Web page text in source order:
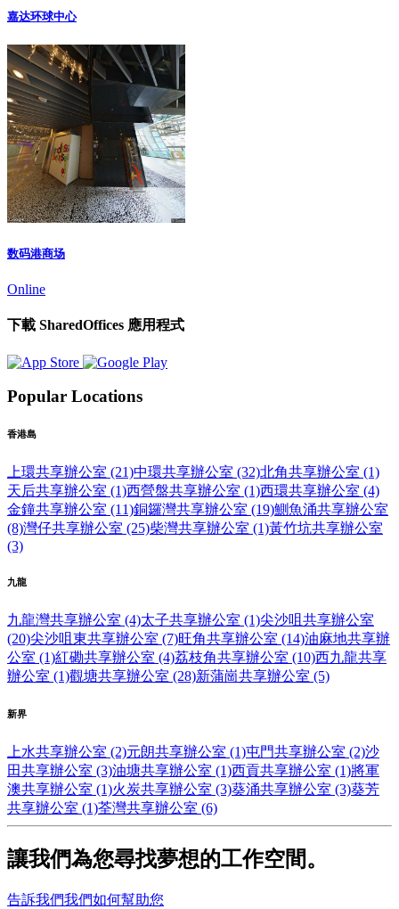
嘉达环球中心
数码港商场
Online
下載 SharedOffices 應用程式
Popular Locations
香港島
上環共享辦公室 (21)中環共享辦公室 (32)北角共享辦公室 (1)
天后共享辦公室 (1)西營盤共享辦公室 (1)西環共享辦公室 (4)
金鐘共享辦公室 (11)銅鑼灣共享辦公室 (19)鰂魚涌共享辦公室
(8)灣仔共享辦公室 (25)柴灣共享辦公室 (1)黃竹坑共享辦公室
(3)
九龍
九龍灣共享辦公室 (4)太子共享辦公室 (1)尖沙咀共享辦公室
(20)尖沙咀東共享辦公室 (7)旺角共享辦公室 (14)油麻地共享辦
公室 (1)紅磡共享辦公室 (4)荔枝角共享辦公室 (10)西九龍共享
辦公室 (1)觀塘共享辦公室 (28)新蒲崗共享辦公室 (5)
新界
上水共享辦公室 (2)元朗共享辦公室 (1)屯門共享辦公室 (2)沙
田共享辦公室 (3)油塘共享辦公室 (1)西貢共享辦公室 (1)將軍
澳共享辦公室 (1)火炭共享辦公室 (3)葵涌共享辦公室 (3)葵芳
共享辦公室 (1)荃灣共享辦公室 (6)
讓我們為您尋找夢想的工作空間。
告訴我們我們如何幫助您